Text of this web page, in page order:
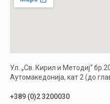
Ул. „Св. Кирил и Методиј“
Аутомакедонија, кат 2 (до
+389 (0)2 3200030